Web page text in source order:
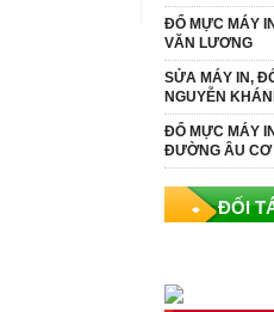
ĐỔ MỰC MÁY
VĂN LƯƠNG
SỬA MÁY IN,
NGUYỄN
ĐỔ MỰC MÁY
ĐƯỜNG ÂU CƠ
ĐỐI